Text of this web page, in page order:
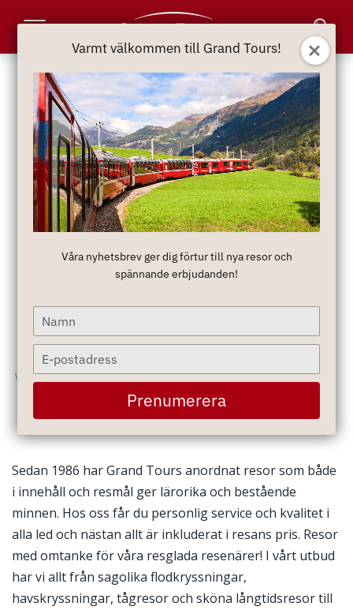
Navigation
Våra teman
Sedan 1986 har Grand Tours anordnat resor som både
i innehåll och resmål ger lärorika och bestående
minnen. Hos oss får du personlig service och kvalitet i
alla led och nästan allt är inkluderat i resans pris. Resor
med omtanke för våra resglada resenärer! I vårt utbud
har vi allt från sagolika flodkryssningar,
havskryssningar, tågresor och sköna långtidsresor till
Varmt välkommen till Grand Tours!
Våra nyhetsbrev ger dig förtur till nya resor och
spännande erbjudanden!
Type
your
name
Type
your
email
Prenumerera